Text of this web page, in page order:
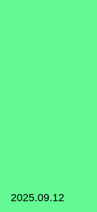
2025.09.12